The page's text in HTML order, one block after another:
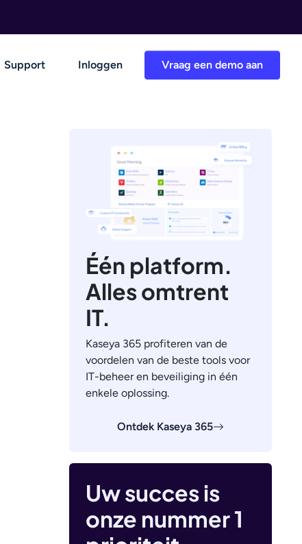
Vraag een demo aan
Support Inloggen
Één platform.
Alles omtrent
IT.
Kaseya 365 profiteren van de
voordelen van de beste tools voor
IT-beheer en beveiliging in één
enkele oplossing.
Ontdek Kaseya 365
Uw succes is
onze nummer 1